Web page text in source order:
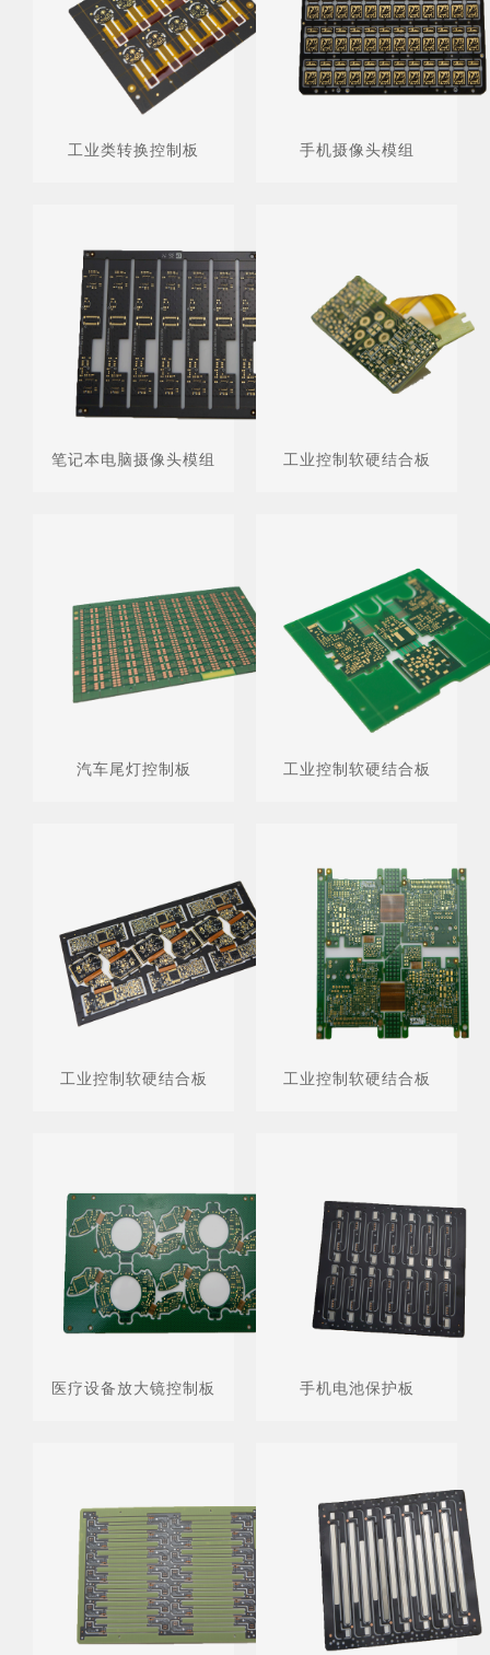
工业类转换控制板 手机摄像头模组
笔记本电脑摄像头模组 工业控制软硬结合板
汽车尾灯控制板 工业控制软硬结合板
工业控制软硬结合板 工业控制软硬结合板
医疗设备放大镜控制板 手机电池保护板